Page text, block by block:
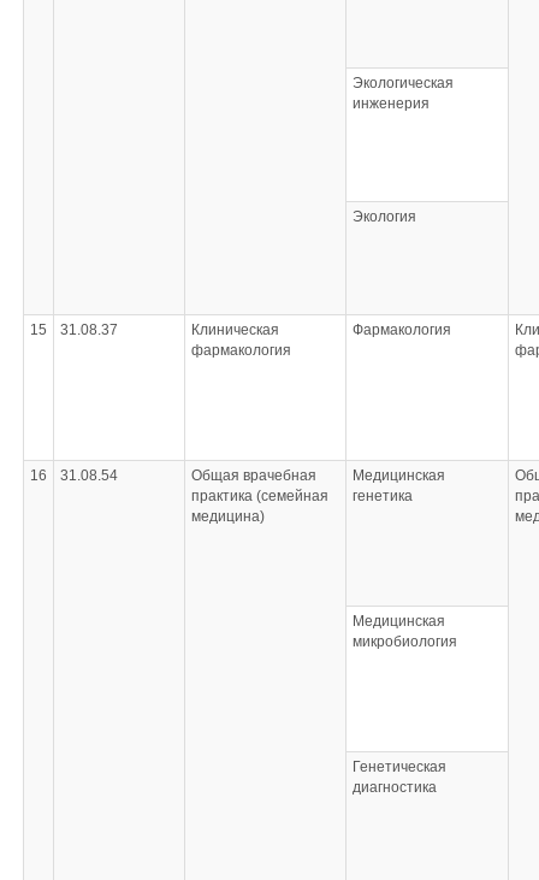
Экологическая
инженерия
Экология
15 31.08.37
Клиническая
фармакология
Фармакология
16 31.08.54
Общая врачебная
практика (семейная
медицина)
Медицинская
генетика
Медицинская
микробиология
Генетическая
диагностика